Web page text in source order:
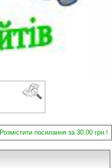
Розмістити посилання за 30.00 грн.!